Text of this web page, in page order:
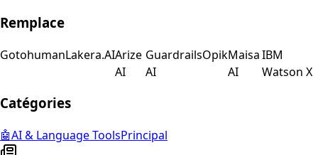
Remplace
GotohumanLakera.AIArize
AI
Guardrails
AI
OpikMaisa
AI
IBM
Watson X
Catégories
🤖AI & Language ToolsPrincipal